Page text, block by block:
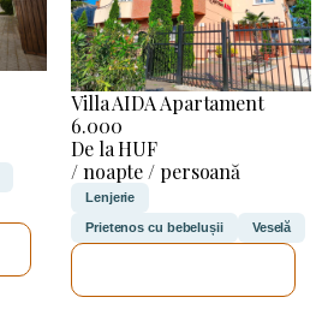
Villa AIDA Apartament
6.000
De la HUF
/ noapte / persoană
Lenjerie
Prietenos cu bebelușii Veselă